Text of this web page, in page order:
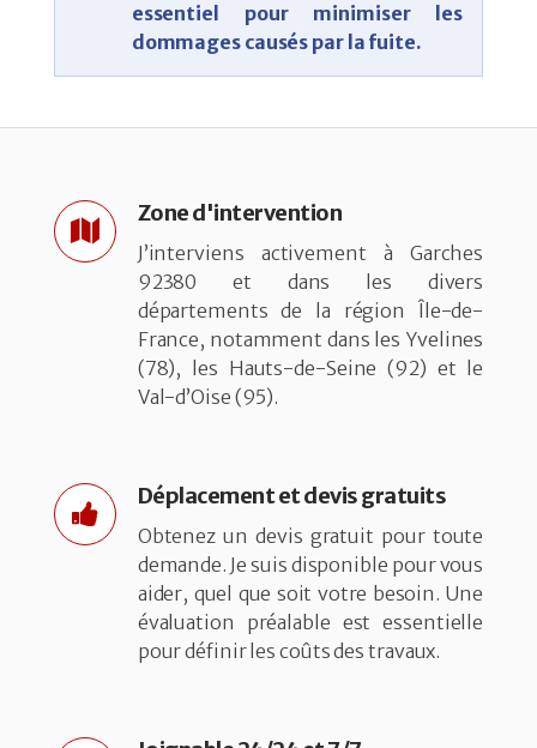
essentiel pour minimiser les
dommages causés par la fuite.
Zone d'intervention
J’interviens activement à Garches
92380 et dans les divers
départements de la région Île-de-
France, notamment dans les Yvelines
(78), les Hauts-de-Seine (92) et le
Val-d’Oise (95).
Déplacement et devis gratuits
Obtenez un devis gratuit pour toute
demande. Je suis disponible pour vous
aider, quel que soit votre besoin. Une
évaluation préalable est essentielle
pour définir les coûts des travaux.